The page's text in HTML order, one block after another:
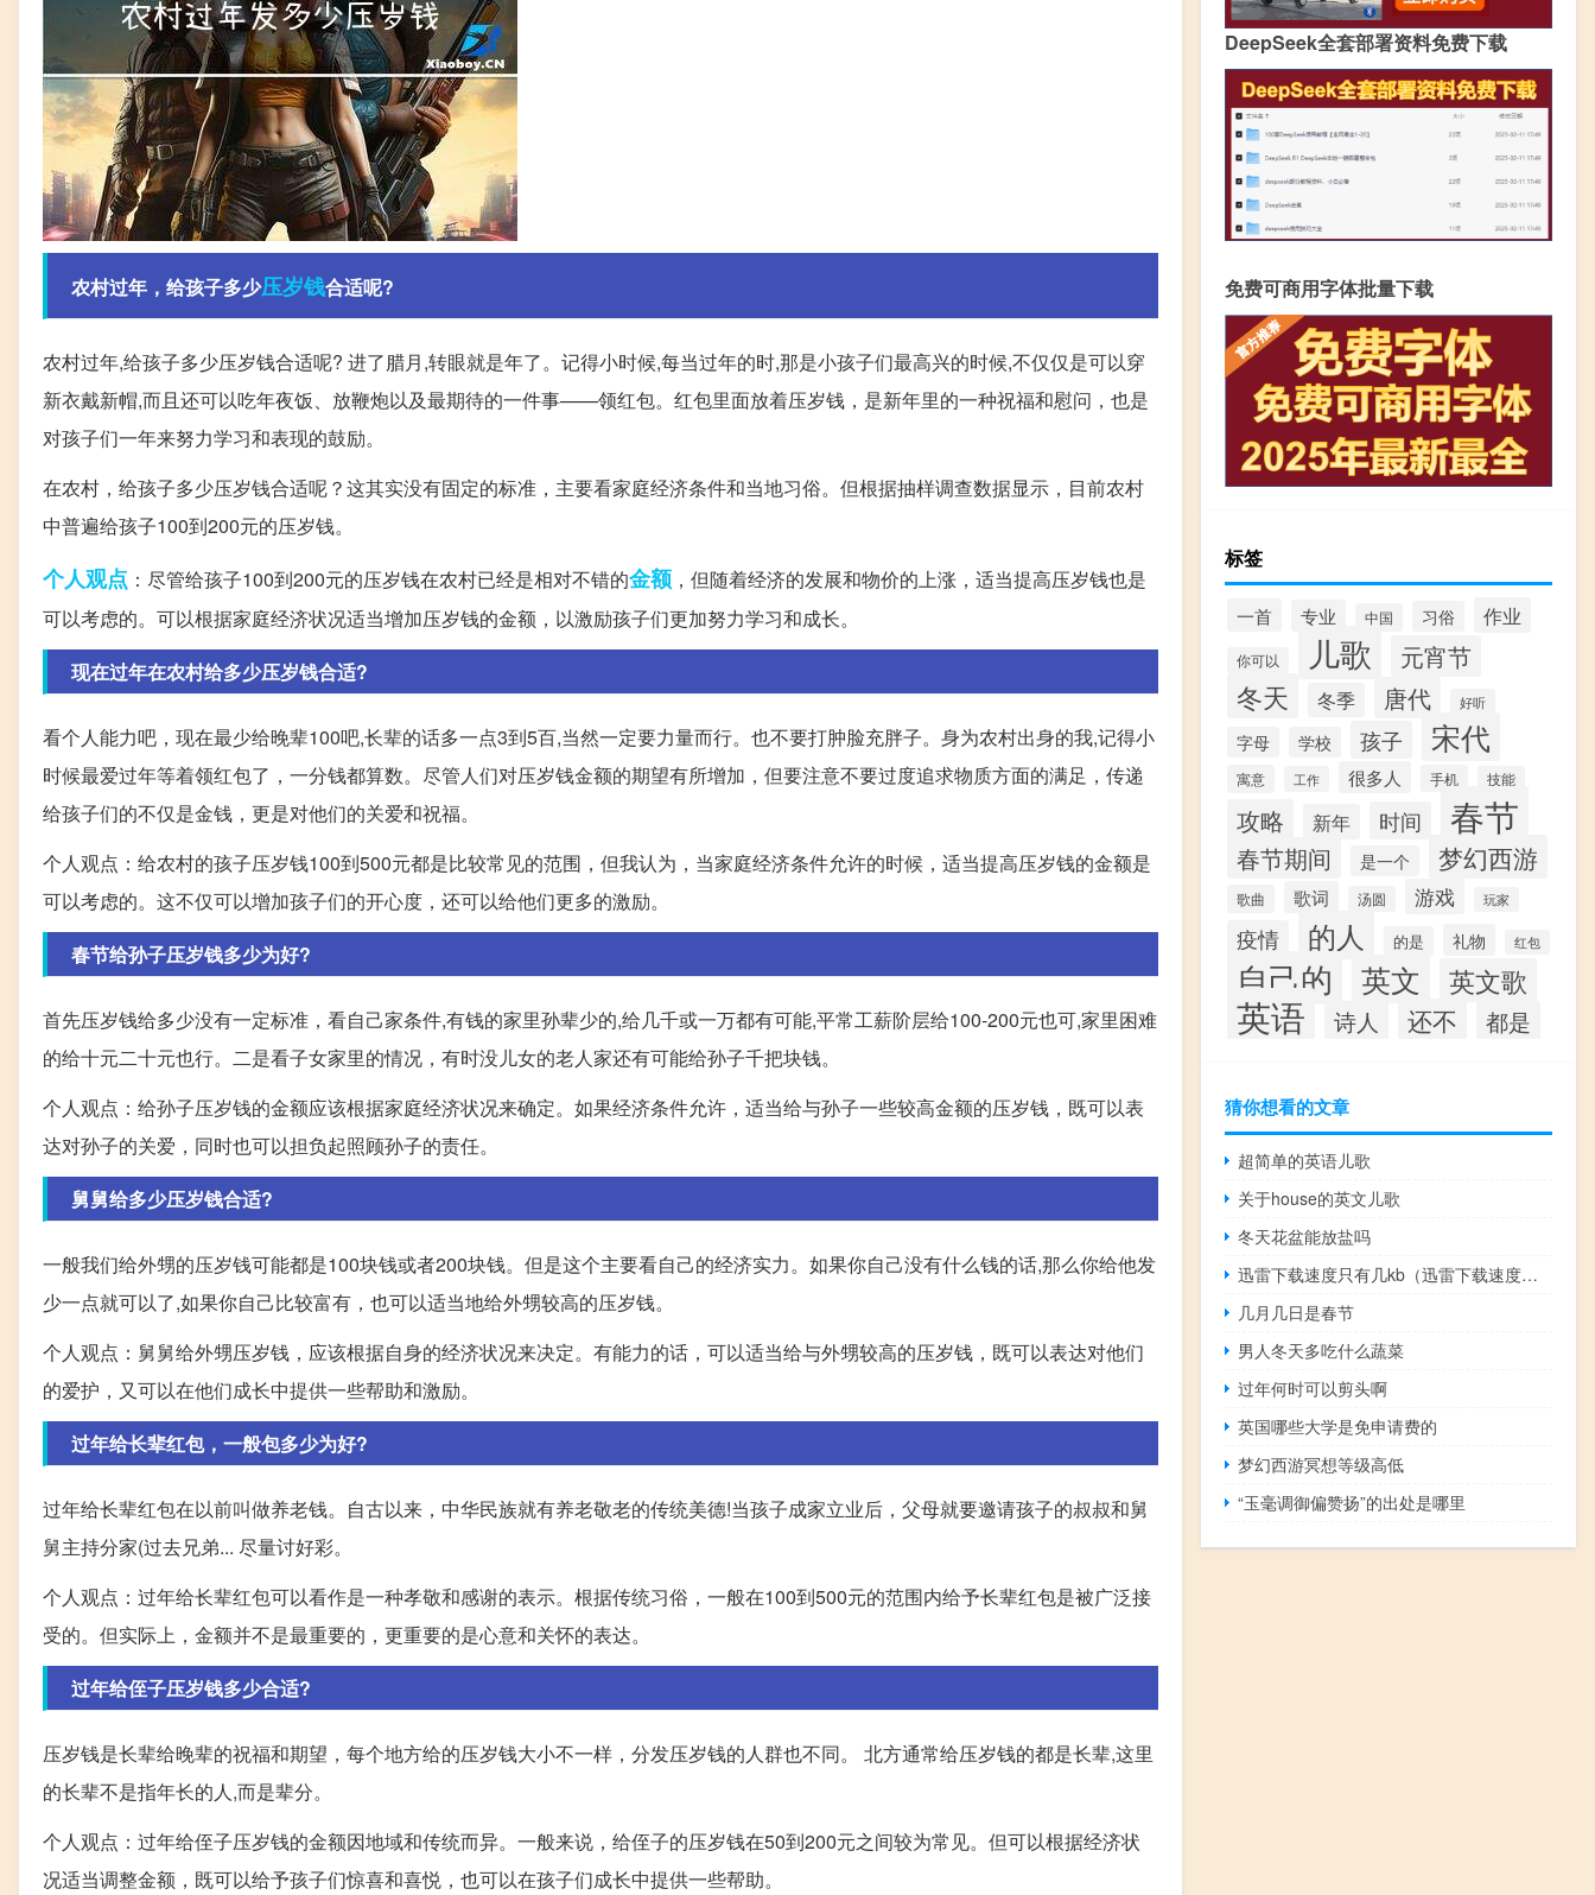
农村过年，给孩子多少压岁钱合适呢?
农村过年,给孩子多少压岁钱合适呢? 进了腊月,转眼就是年了。记得小时候,每当过年的时,那是小孩子们最高兴的时候,不仅仅是可以穿
新衣戴新帽,而且还可以吃年夜饭、放鞭炮以及最期待的一件事——领红包。红包里面放着压岁钱，是新年里的一种祝福和慰问，也是
对孩子们一年来努力学习和表现的鼓励。
在农村，给孩子多少压岁钱合适呢？这其实没有固定的标准，主要看家庭经济条件和当地习俗。但根据抽样调查数据显示，目前农村
中普遍给孩子100到200元的压岁钱。
个人观点 ：尽管给孩子100到200元的压岁钱在农村已经是相对不错的金额 ，但随着经济的发展和物价的上涨，适当提高压岁钱也是
可以考虑的。可以根据家庭经济状况适当增加压岁钱的金额，以激励孩子们更加努力学习和成长。
现在过年在农村给多少压岁钱合适?
看个人能力吧，现在最少给晚辈100吧,长辈的话多一点3到5百,当然一定要力量而行。也不要打肿脸充胖子。身为农村出身的我,记得小
时候最爱过年等着领红包了，一分钱都算数。尽管人们对压岁钱金额的期望有所增加，但要注意不要过度追求物质方面的满足，传递
给孩子们的不仅是金钱，更是对他们的关爱和祝福。
个人观点：给农村的孩子压岁钱100到500元都是比较常见的范围，但我认为，当家庭经济条件允许的时候，适当提高压岁钱的金额是
可以考虑的。这不仅可以增加孩子们的开心度，还可以给他们更多的激励。
春节给孙子压岁钱多少为好?
首先压岁钱给多少没有一定标准，看自己家条件,有钱的家里孙辈少的,给几千或一万都有可能,平常工薪阶层给100-200元也可,家里困难
的给十元二十元也行。二是看子女家里的情况，有时没儿女的老人家还有可能给孙子千把块钱。
个人观点：给孙子压岁钱的金额应该根据家庭经济状况来确定。如果经济条件允许，适当给与孙子一些较高金额的压岁钱，既可以表
达对孙子的关爱，同时也可以担负起照顾孙子的责任。
舅舅给多少压岁钱合适?
一般我们给外甥的压岁钱可能都是100块钱或者200块钱。但是这个主要看自己的经济实力。如果你自己没有什么钱的话,那么你给他发
少一点就可以了,如果你自己比较富有，也可以适当地给外甥较高的压岁钱。
个人观点：舅舅给外甥压岁钱，应该根据自身的经济状况来决定。有能力的话，可以适当给与外甥较高的压岁钱，既可以表达对他们
的爱护，又可以在他们成长中提供一些帮助和激励。
过年给长辈红包，一般包多少为好?
过年给长辈红包在以前叫做养老钱。自古以来，中华民族就有养老敬老的传统美德!当孩子成家立业后，父母就要邀请孩子的叔叔和舅
舅主持分家(过去兄弟... 尽量讨好彩。
个人观点：过年给长辈红包可以看作是一种孝敬和感谢的表示。根据传统习俗，一般在100到500元的范围内给予长辈红包是被广泛接
受的。但实际上，金额并不是最重要的，更重要的是心意和关怀的表达。
过年给侄子压岁钱多少合适?
压岁钱是长辈给晚辈的祝福和期望，每个地方给的压岁钱大小不一样，分发压岁钱的人群也不同。 北方通常给压岁钱的都是长辈,这里
的长辈不是指年长的人,而是辈分。
个人观点：过年给侄子压岁钱的金额因地域和传统而异。一般来说，给侄子的压岁钱在50到200元之间较为常见。但可以根据经济状
况适当调整金额，既可以给予孩子们惊喜和喜悦，也可以在孩子们成长中提供一些帮助。
DeepSeek全套部署资料免费下载
免费可商用字体批量下载
标签
一首 专业 中国 习俗 作业
你可以 儿歌 元宵节
冬天 冬季 唐代 好听
字母 学校 孩子 宋代
寓意 工作 很多人 手机 技能
攻略 新年 时间 春节
春节期间 是一个 梦幻西游
歌曲 歌词 汤圆 游戏 玩家
疫情 的人 的是 礼物 红包
自己的 英文 英文歌
英语 诗人 还不 都是
猜你想看的文章
超简单的英语儿歌
关于house的英文儿歌
冬天花盆能放盐吗
迅雷下载速度只有几kb（迅雷下载速度只有几kb）
几月几日是春节
男人冬天多吃什么蔬菜
过年何时可以剪头啊
英国哪些大学是免申请费的
梦幻西游冥想等级高低
“玉毫调御偏赞扬”的出处是哪里